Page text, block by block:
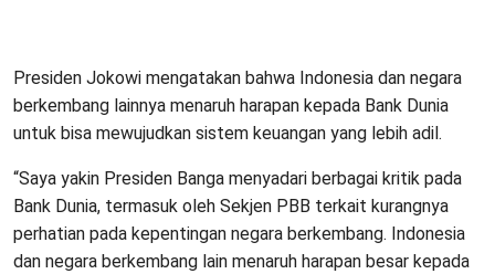
Presiden Jokowi mengatakan bahwa Indonesia dan negara
berkembang lainnya menaruh harapan kepada Bank Dunia
untuk bisa mewujudkan sistem keuangan yang lebih adil.
“Saya yakin Presiden Banga menyadari berbagai kritik pada
Bank Dunia, termasuk oleh Sekjen PBB terkait kurangnya
perhatian pada kepentingan negara berkembang. Indonesia
dan negara berkembang lain menaruh harapan besar kepada